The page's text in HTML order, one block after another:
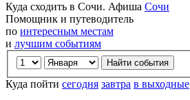
Куда сходить в Сочи. Афиша Сочи
Помощник и путеводитель
по интересным местам
и лучшим событиям
Куда пойти сегодня завтра в выходные